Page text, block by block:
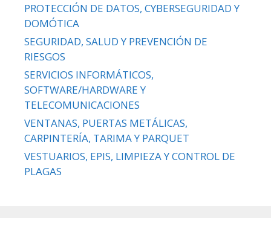
PROTECCIÓN DE DATOS, CYBERSEGURIDAD Y
DOMÓTICA
SEGURIDAD, SALUD Y PREVENCIÓN DE
RIESGOS
SERVICIOS INFORMÁTICOS,
SOFTWARE/HARDWARE Y
TELECOMUNICACIONES
VENTANAS, PUERTAS METÁLICAS,
CARPINTERÍA, TARIMA Y PARQUET
VESTUARIOS, EPIS, LIMPIEZA Y CONTROL DE
PLAGAS